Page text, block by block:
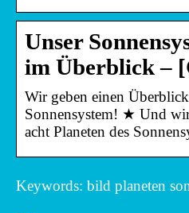
Unser
im Überblick –
Wir geben einen
Sonnensystem! ★ Und
acht Planeten des
Keywords: bild planeten